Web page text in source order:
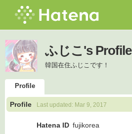
ふじこ's Profile
韓国在住ふじこです！
Profile
Profile Last updated: Mar 9, 2017
Hatena ID fujikorea